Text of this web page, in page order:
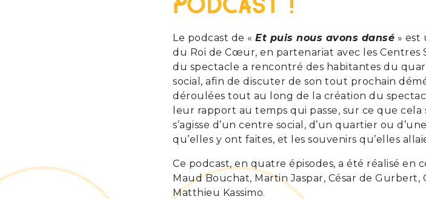
Le podcast de « Et puis nous avons dansé » est
du Roi de Cœur, en partenariat avec les Centres
du spectacle a rencontré des habitantes du
social, afin de discuter de son tout prochain
déroulées tout au long de la création du
leur rapport au temps qui passe, sur ce que
s’agisse d’un centre social, d’un quartier ou
qu’elles y ont faites, et les souvenirs qu’elles
Ce podcast, en quatre épisodes, a été réalisé en
Maud Bouchat, Martin Jaspar, César de
Matthieu Kassimo.